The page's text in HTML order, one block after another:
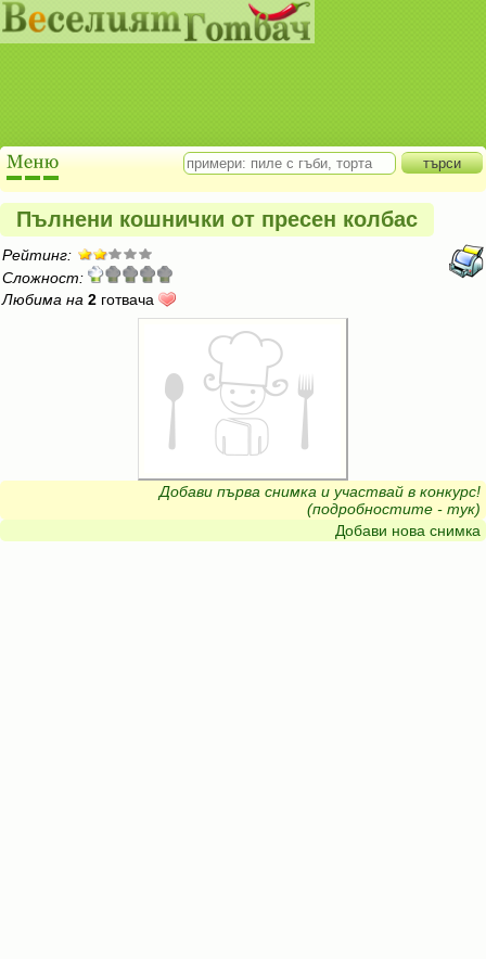
Пълнени кошнички от пресен колбас
Рейтинг:
Сложност:
Любима на 2 готвача
Добави първа снимка и участвай в конкурс!
(подробностите - тук)
Добави нова снимка